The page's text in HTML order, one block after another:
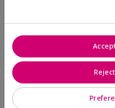
16 5
Marcar esta opinión